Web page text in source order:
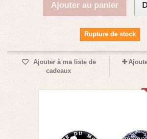
Ajouter au panier
Rupture de stock
Ajouter à ma liste de
cadeaux